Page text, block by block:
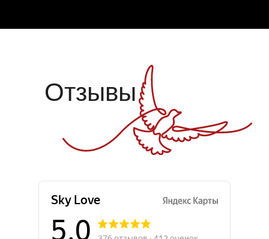
Отзывы